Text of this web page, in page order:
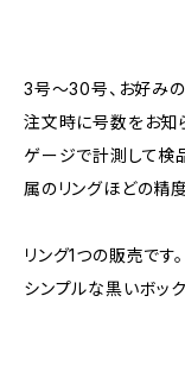
3号〜30号、お好みの
注文時に号数をお知
ゲージで計測して検
属のリングほどの精
リング1つの販売です。
シンプルな黒いボッ